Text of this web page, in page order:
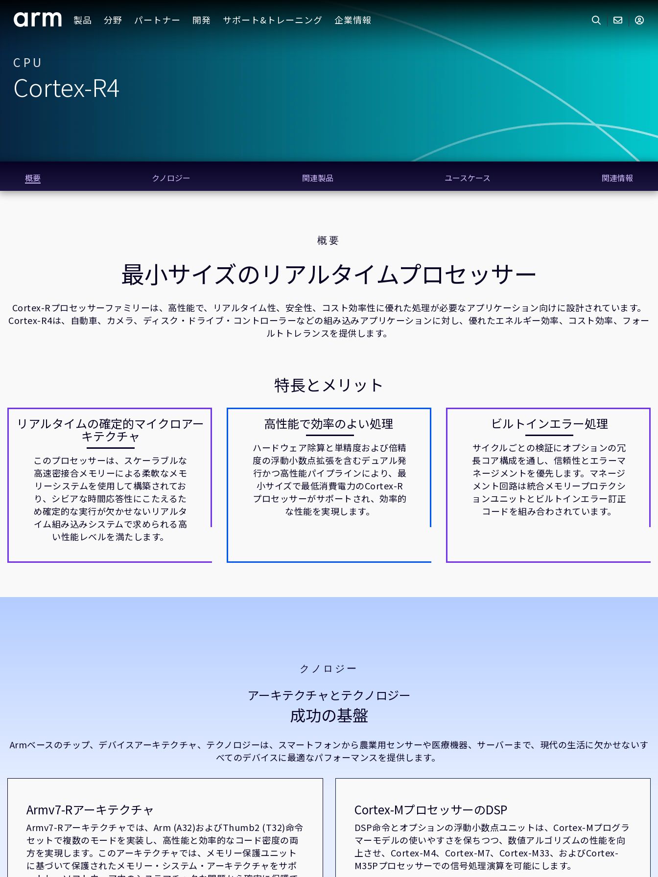
Skip to Footer 製品 分野 パートナー 開発 サポート&トレーニング 企業情報
CPU
Cortex-R4
概要 クノロジー 関連製品 ユースケース 関連情報
概要
最小サイズのリアルタイムプロセッサー
Cortex-Rプロセッサーファミリーは、高性能で、リアルタイム性、安全性、コスト効率性に優れた処理が必要なアプリケーション向けに設計されています。
Cortex-R4は、自動車、カメラ、ディスク・ドライブ・コントローラーなどの組み込みアプリケーションに対し、優れたエネルギー効率、コスト効率、フォー
ルトトレランスを提供します。
特長とメリット
リアルタイムの確定的マイクロアー
キテクチャ
このプロセッサーは、スケーラブルな
高速密接合メモリーによる柔軟なメモ
リーシステムを使用して構築されてお
り、シビアな時間応答性にこたえるた
め確定的な実行が欠かせないリアルタ
イム組み込みシステムで求められる高
い性能レベルを満たします。
高性能で効率のよい処理
ハードウェア除算と単精度および倍精
度の浮動小数点拡張を含むデュアル発
行かつ高性能パイプラインにより、最
小サイズで最低消費電力のCortex-R
プロセッサーがサポートされ、効率的
な性能を実現します。
ビルトインエラー処理
サイクルごとの検証にオプションの冗
長コア構成を通し、信頼性とエラーマ
ネージメントを優先します。マネージ
メント回路は統合メモリープロテクシ
ョンユニットとビルトインエラー訂正
コードを組み合わされています。
クノロジー
アーキテクチャとテクノロジー
成功の基盤
Armベースのチップ、デバイスアーキテクチャ、テクノロジーは、スマートフォンから農業用センサーや医療機器、サーバーまで、現代の生活に欠かせないす
べてのデバイスに最適なパフォーマンスを提供します。
Armv7-Rアーキテクチャ
Armv7-Rアーキテクチャでは、Arm (A32)およびThumb2 (T32)命令
セットで複数のモードを実装し、高性能と効率的なコード密度の両
方を実現します。このアーキテクチャでは、メモリー保護ユニット
に基づいて保護されたメモリー・システム・アーキテクチャをサポ
Cortex-MプロセッサーのDSP
DSP命令とオプションの浮動小数点ユニットは、Cortex-Mプログラ
マーモデルの使いやすさを保ちつつ、数値アルゴリズムの性能を向
上させ、Cortex-M4、Cortex-M7、Cortex-M33、およびCortex-
M35Pプロセッサーでの信号処理演算を可能にします。